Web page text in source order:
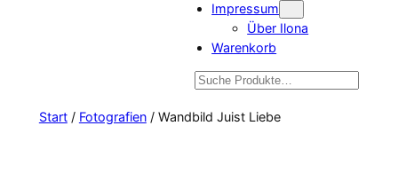
Impressum
Über Ilona
Warenkorb
Suchen
Start/ Fotografien/ Wandbild Juist Liebe